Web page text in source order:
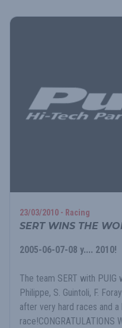
23/03/2010 - Racing
SERT WINS THE
2005-06-07-08 y.... 2010!
The team SERT with PUIG
Philippe, S. Guintoli, F.
after very hard races and
race!CONGRATULATIONS